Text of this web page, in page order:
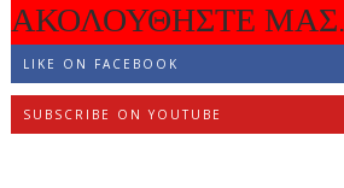
ΑΚΟΛΟΥΘΗΣΤΕ
LIKE ON FACEBOOK
SUBSCRIBE ON YOUTUBE